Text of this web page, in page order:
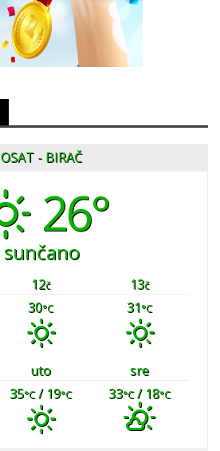
OSAT - BIRAČ
26°
sunčano
12č 13č
30°C 31°C
uto
sre
35°C/ 19°C 33°C/ 18°C